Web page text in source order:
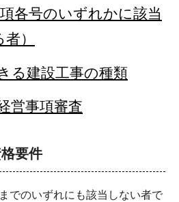
各号のいずれかに該当
）
る建設工事の種類
営事項審査
要件
でのいずれにも該当しない者で